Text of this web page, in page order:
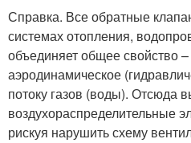
Справка. Все обратные
системах отопления,
объединяет общее свойство
аэродинамическое
потоку газов (воды). Отсюда
воздухораспределительные
рискуя нарушить схему